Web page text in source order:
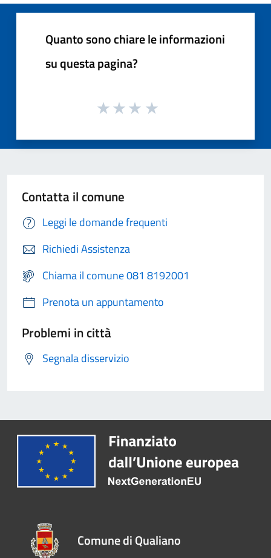
Quanto sono chiare le informazioni
su questa pagina?
Contatta il comune
Leggi le domande frequenti
Richiedi Assistenza
Chiama il comune 081 8192001
Prenota un appuntamento
Problemi in città
Segnala disservizio
Comune di Qualiano